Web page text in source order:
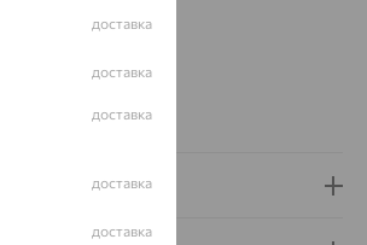
Глидерные
доставка
доставка
доставка
доставка
доставка